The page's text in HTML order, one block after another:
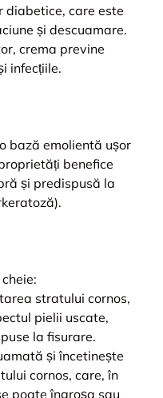
diabetice, care este
și descuamare.
crema previne
infecțiile.
bază emolientă ușor
benefice
și predispusă la
stratului cornos,
pielii uscate,
la fisurare.
și încetinește
cornos, care, în
poate îngroșa sau